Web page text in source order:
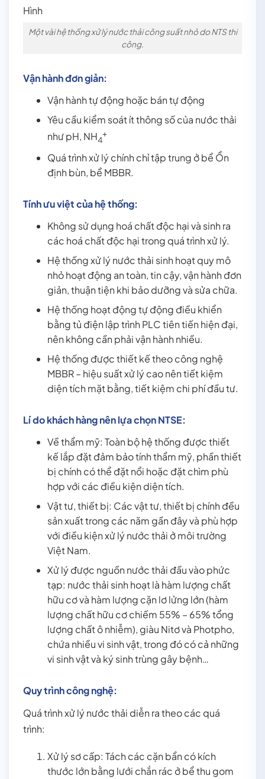
Hình
Một vài hệ thống xử lý nước thải công suất nhỏ do NTS thi
công.
Vận hành đơn giản:
Vận hành tự động hoặc bán tự động
Yêu cầu kiểm soát ít thông số của nước thải
như pH, NH4
+
Quá trình xử lý chính chỉ tập trung ở bể Ổn
định bùn, bể MBBR.
Tính ưu việt của hệ thống:
Không sử dụng hoá chất độc hại và sinh ra
các hoá chất độc hại trong quá trình xử lý.
Hệ thống xử lý nước thải sinh hoạt quy mô
nhỏ hoạt động an toàn, tin cậy, vận hành đơn
giản, thuận tiện khi bảo dưỡng và sửa chữa.
Hệ thống hoạt động tự động điều khiển
bằng tủ điện lập trình PLC tiên tiến hiện đại,
nên không cần phải vận hành nhiều.
Hệ thống được thiết kế theo công nghệ
MBBR – hiệu suất xử lý cao nên tiết kiệm
diện tích mặt bằng, tiết kiệm chi phí đầu tư.
Lí do khách hàng nên lựa chọn NTSE:
Về thẩm mỹ: Toàn bộ hệ thống được thiết
kế lắp đặt đảm bảo tính thẩm mỹ, phần thiết
bị chính có thể đặt nổi hoặc đặt chìm phù
hợp với các điều kiện diện tích.
Vật tư, thiết bị: Các vật tư, thiết bị chính đều
sản xuất trong các năm gần đây và phù hợp
với điều kiện xử lý nước thải ở môi trường
Việt Nam.
Xử lý được nguồn nước thải đầu vào phức
tạp: nước thải sinh hoạt là hàm lượng chất
hữu cơ và hàm lượng cặn lơ lửng lớn (hàm
lượng chất hữu cơ chiếm 55% – 65% tổng
lượng chất ô nhiễm), giàu Nitơ và Photpho,
chứa nhiều vi sinh vật, trong đó có cả những
vi sinh vật và ký sinh trùng gây bệnh…
Quy trình công nghệ:
Quá trình xử lý nước thải diễn ra theo các quá
trình:
Xử lý sơ cấp: Tách các cặn bẩn có kích
thước lớn bằng lưới chắn rác ở bể thu gom